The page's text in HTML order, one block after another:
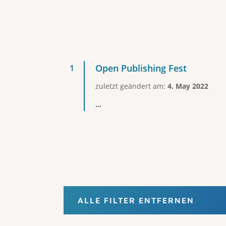
Open Publishing Fest
zuletzt geändert am: 4. May 2022
...
ALLE FILTER ENTFERNEN